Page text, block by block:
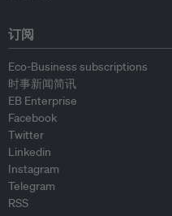
订阅
Eco-Business subscriptions
时事新闻简讯
EB Enterprise
Facebook
Twitter
Linkedin
Instagram
Telegram
RSS